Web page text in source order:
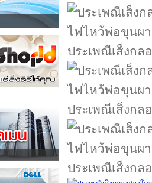
ประเพณีเส็งกล
ประเพณีเส็งกล
ประเพณีเส็งกล